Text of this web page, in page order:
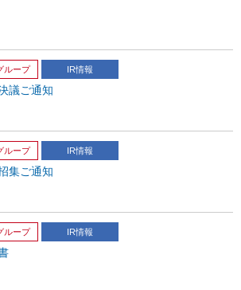
ループ IR情報
議ご通知
ループ IR情報
集ご通知
ループ IR情報